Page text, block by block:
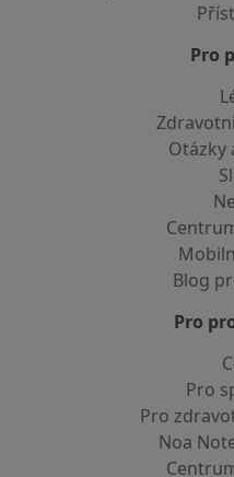
Pro
Otázky
Blog
Pro
Pro
Pro
Noa